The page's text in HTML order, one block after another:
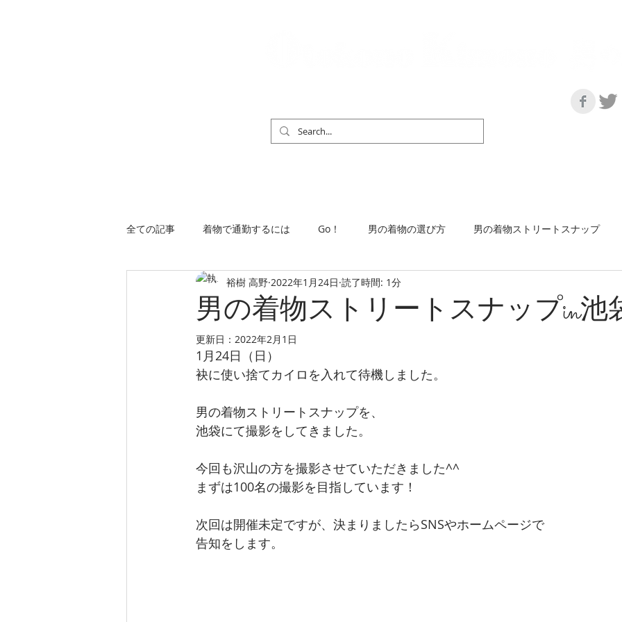
全ての記事 着物で通勤するには Go！ 男の着物の選び方 男の着物ストリートスナップ
男の着物ストリートスナップin池
裕樹 高野 2022年1月24日 読了時間: 1分
更新日： 2022年2月1日
1月24日（日）
袂に使い捨てカイロを入れて待機しました。
男の着物ストリートスナップを、
池袋にて撮影をしてきました。
今回も沢山の方を撮影させていただきました^^
まずは100名の撮影を目指しています！
次回は開催未定ですが、決まりましたらSNSやホームページで
告知をします。